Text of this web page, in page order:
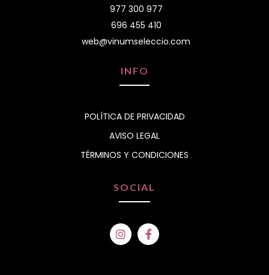
977 300 977
696 455 410
web@vinumseleccio.com
INFO
POLÍTICA DE PRIVACIDAD
AVISO LEGAL
TÉRMINOS Y CONDICIONES
SOCIAL